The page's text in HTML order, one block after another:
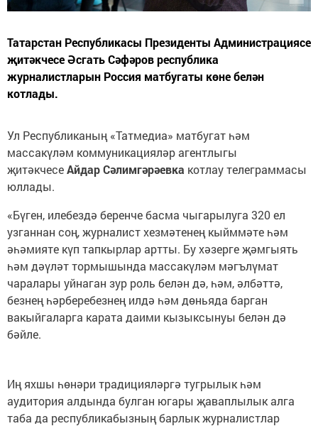
Татарстан Республикасы Президенты Администрациясе
җитәкчесе Әсгать Сәфәров республика
журналистларын Россия матбугаты көне белән
котлады.
Ул Республиканың «Татмедиа» матбугат һәм
массакүләм коммуникацияләр агентлыгы
җитәкчесеАйдар Сәлимгәрәевка котлау телеграммасы
юллады.
«Бүген, илебездә беренче басма чыгарылуга 320 ел
узганнан соң, журналист хезмәтенең кыйммәте һәм
әһәмияте күп тапкырлар артты. Бу хәзерге җәмгыять
һәм дәүләт тормышында массакүләм мәгълүмат
чаралары уйнаган зур роль белән дә, һәм, әлбәттә,
безнең һәрберебезнең илдә һәм дөньяда барган
вакыйгаларга карата даими кызыксынуы белән дә
бәйле.
Иң яхшы һөнәри традицияләргә тугрылык һәм
аудитория алдында булган югары җаваплылык алга
таба да республикабызның барлык журналистлар